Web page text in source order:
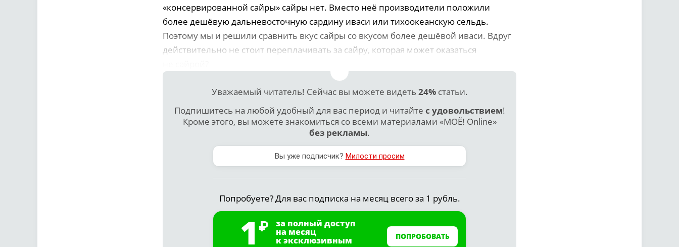
«консервированной сайры» сайры нет. Вместо неё производители положили
более дешёвую дальневосточную сардину иваси или тихоокеанскую сельдь.
Поэтому мы и решили сравнить вкус сайры со вкусом более дешёвой иваси. Вдруг
действительно не стоит переплачивать за сайру, которая может оказаться
Уважаемый читатель! Сейчас вы можете видеть 24%статьи.
Подпишитесь на любой удобный для вас период и читайте с удовольствием!
Кроме этого, вы можете знакомиться со всеми материалами «МОЁ! Online»
без рекламы.
Вы уже подписчик? Милости просим
Попробуете? Для вас подписка на месяц всего за 1 рубль.
1 за полный доступ
на месяц
к эксклюзивным ПОПРОБОВАТЬ